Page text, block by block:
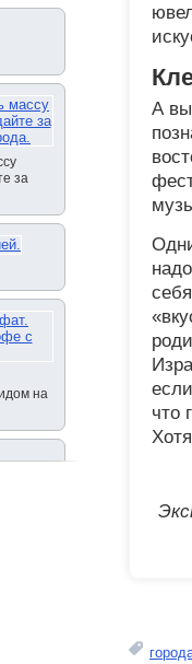
за
на
А вы
что